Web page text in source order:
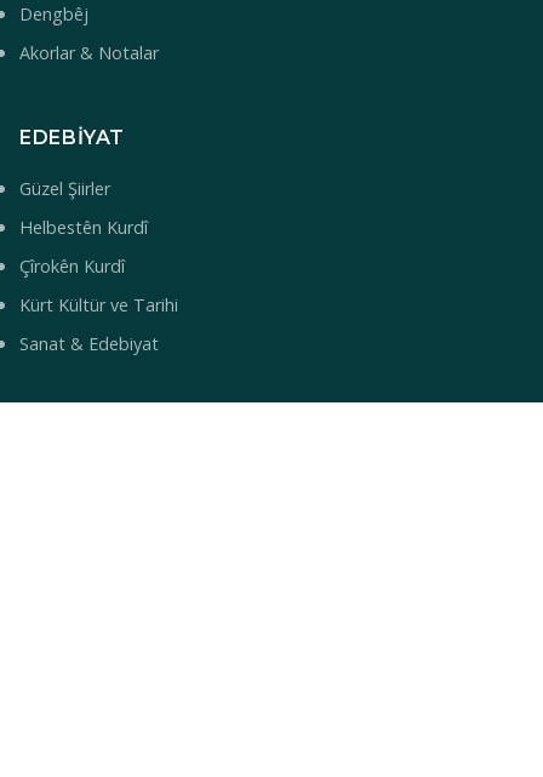
Dengbêj
Akorlar & Notalar
EDEBIYAT
Güzel Şiirler
Helbestên Kurdî
Çîrokên Kurdî
Kürt Kültür ve Tarihi
Sanat & Edebiyat